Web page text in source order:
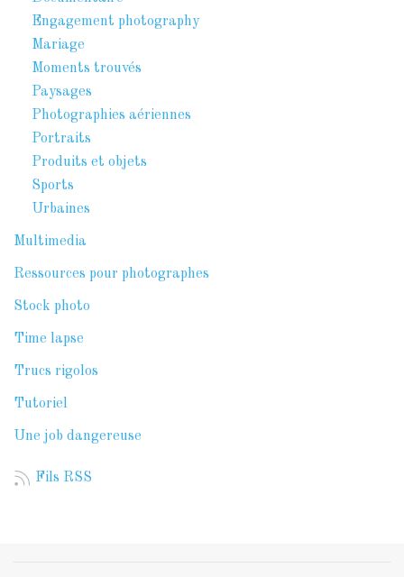
Engagement photography
Mariage
Moments trouvés
Paysages
Photographies aériennes
Portraits
Produits et objets
Sports
Urbaines
Multimedia
Ressources pour photographes
Stock photo
Time lapse
Trucs rigolos
Tutoriel
Une job dangereuse
Fils RSS